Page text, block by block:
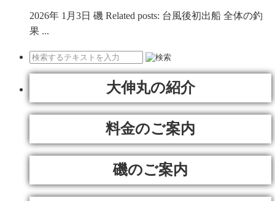
2026年 1月3日 磯 Related posts: 台風後初出船 全体の釣
果 ...
大伸丸の紹介
料金のご案内
磯のご案内